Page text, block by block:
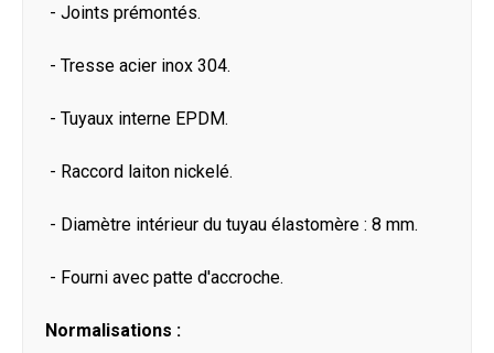
- Joints prémontés.
- Tresse acier inox 304.
- Tuyaux interne EPDM.
- Raccord laiton nickelé.
- Diamètre intérieur du tuyau élastomère : 8 mm.
- Fourni avec patte d'accroche.
Normalisations :